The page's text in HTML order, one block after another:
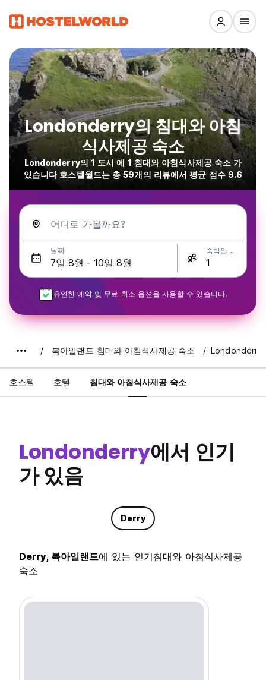
Londonderry의 침대와 아침
식사제공 숙소
Londonderry의 1 도시 에 1 침대와 아침식사제공 숙소 가
있습니다 호스텔월드는 총 59개의 리뷰에서 평균 점수 9.6
어디로 가볼까요?
날짜 숙박인원
유연한 예약 및 무료 취소 옵션을 사용할 수 있습니다.
북아일랜드 침대와 아침식사제공 숙소 Londonderry
호스텔 호텔 침대와 아침식사제공 숙소
Londonderry에서 인기
가 있음
Derry
Derry, 북아일랜드에 있는 인기침대와 아침식사제공
숙소